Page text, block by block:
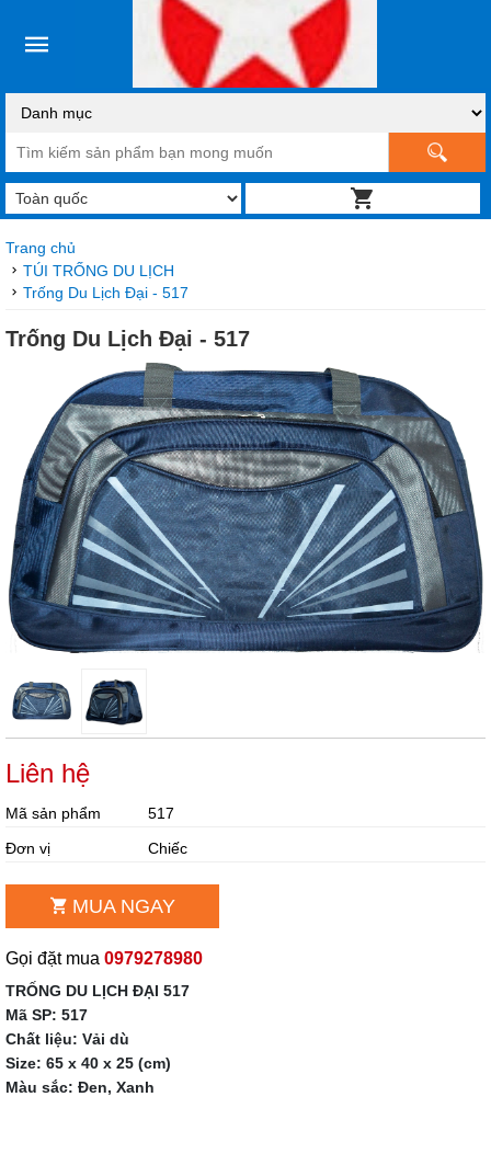
Trang chủ
TÚI TRỐNG DU LỊCH
Trống Du Lịch Đại - 517
Trống Du Lịch Đại - 517
Liên hệ
Mã sản phẩm
517
Đơn vị
Chiếc
MUA NGAY
Gọi đặt mua 0979278980
TRỐNG DU LỊCH ĐẠI 517
Mã SP: 517
Chất liệu: Vải dù
Size: 65 x 40 x 25 (cm)
Màu sắc: Đen, Xanh